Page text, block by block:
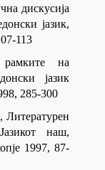
дискусија
јазик,
113
на
јазик
285-300
Литературен
наш,
1997, 87-